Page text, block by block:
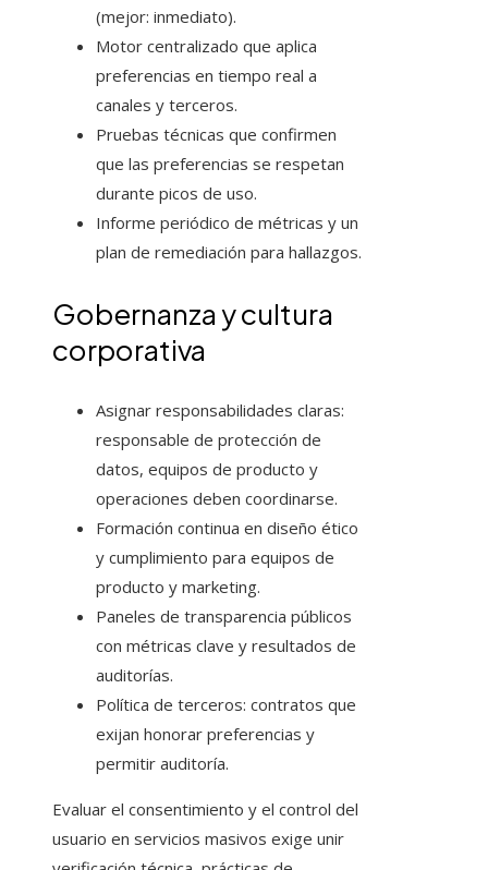
(mejor: inmediato).
Motor centralizado que aplica
preferencias en tiempo real a
canales y terceros.
Pruebas técnicas que confirmen
que las preferencias se respetan
durante picos de uso.
Informe periódico de métricas y un
plan de remediación para hallazgos.
Gobernanza y cultura
corporativa
Asignar responsabilidades claras:
responsable de protección de
datos, equipos de producto y
operaciones deben coordinarse.
Formación continua en diseño ético
y cumplimiento para equipos de
producto y marketing.
Paneles de transparencia públicos
con métricas clave y resultados de
auditorías.
Política de terceros: contratos que
exijan honorar preferencias y
permitir auditoría.
Evaluar el consentimiento y el control del
usuario en servicios masivos exige unir